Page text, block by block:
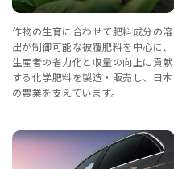
作物の生育に合わせて肥料成分の溶
出が制御可能な被覆肥料を中心に、
生産者の省力化と収量の向上に貢献
する化学肥料を製造・販売し、日本
の農業を支えています。